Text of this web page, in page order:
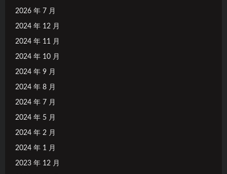
2026 年 7 月
2024 年 12 月
2024 年 11 月
2024 年 10 月
2024 年 9 月
2024 年 8 月
2024 年 7 月
2024 年 5 月
2024 年 2 月
2024 年 1 月
2023 年 12 月